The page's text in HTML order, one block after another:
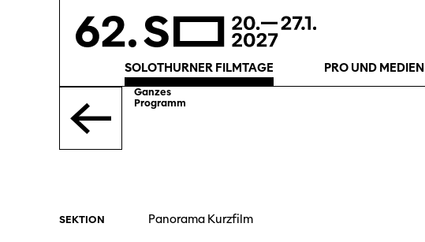
SOLOTHURNER FILMTAGE PRO UND MEDIEN
Ganzes
Programm
SEKTION Panorama Kurzfilm